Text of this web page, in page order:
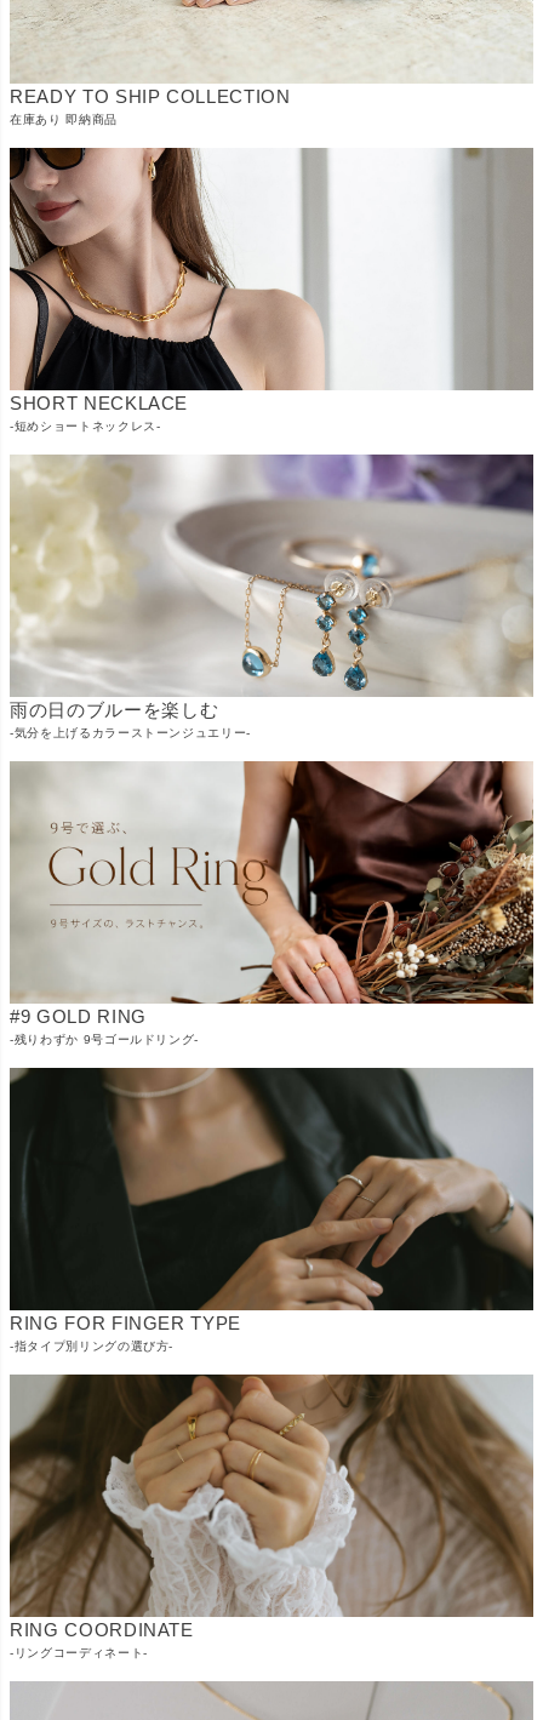
READY TO SHIP COLLECTION
在庫あり 即納商品
SHORT NECKLACE
-短めショートネックレス-
雨の日のブルーを楽しむ
-気分を上げるカラーストーンジュエリー-
#9 GOLD RING
-残りわずか 9号ゴールドリング-
RING FOR FINGER TYPE
-指タイプ別リングの選び方-
RING COORDINATE
-リングコーディネート-